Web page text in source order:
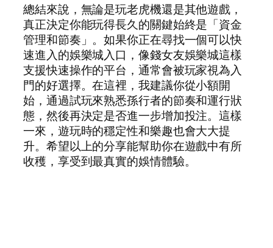
總結來說，無論是玩老虎機還是其他遊戲，
真正決定你能玩得長久的關鍵始終是「資金
管理和節奏」。如果你正在尋找一個可以快
速進入的娛樂城入口，像錢女友娛樂城這樣
支援快速操作的平台，通常會被玩家視為入
門的好選擇。在這裡，我建議你從小額開
始，通過試玩來熟悉孫行者的節奏和運行狀
態，然後再決定是否進一步增加投注。這樣
一來，遊玩時的穩定性和樂趣也會大大提
升。希望以上的分享能幫助你在遊戲中有所
收穫，享受到最真實的娛情體驗。